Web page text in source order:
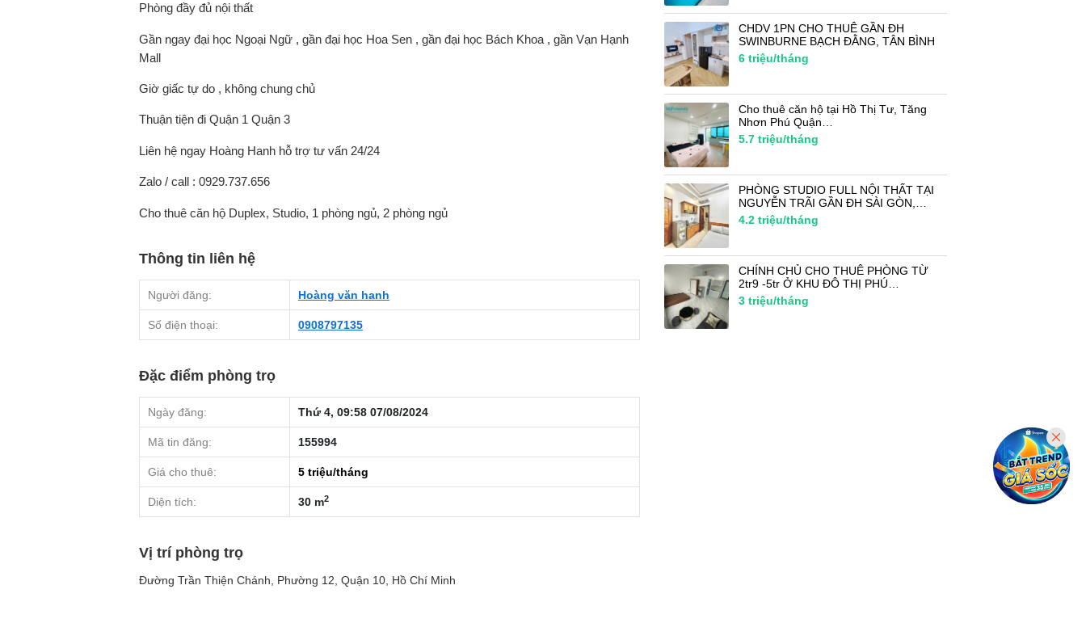
Phòng đầy đủ nội thất
Gần ngay đại học Ngoại Ngữ , gần đại học Hoa Sen , gần đại học Bách Khoa , gần Vạn Hạnh
Mall
Giờ giấc tự do , không chung chủ
Thuận tiện đi Quận 1 Quận 3
Liên hệ ngay Hoàng Hanh hỗ trợ tư vấn 24/24
Zalo / call : 0929.737.656
Cho thuê căn hộ Duplex, Studio, 1 phòng ngủ, 2 phòng ngủ
Thông tin liên hệ
Người đăng: Hoàng văn hanh
Số điện thoại: 0908797135
Đặc điểm phòng trọ
Ngày đăng: Thứ 4, 09:58 07/08/2024
Mã tin đăng: 155994
Giá cho thuê: 5 triệu/tháng
Diện tích: 30 m2
Vị trí phòng trọ
Đường Trần Thiện Chánh, Phường 12, Quận 10, Hồ Chí Minh
CHDV 1PN CHO THUÊ GẦN ĐH
SWINBURNE BẠCH ĐẰNG, TÂN BÌNH
6 triệu/tháng
Cho thuê căn hộ tại Hồ Thị Tư, Tăng
Nhơn Phú Quận…
5.7 triệu/tháng
PHÒNG STUDIO FULL NỘI THẤT TẠI
NGUYỄN TRÃI GẦN ĐH SÀI GÒN,…
4.2 triệu/tháng
CHÍNH CHỦ CHO THUÊ PHÒNG TỪ
2tr9 -5tr Ở KHU ĐÔ THỊ PHÚ…
3 triệu/tháng